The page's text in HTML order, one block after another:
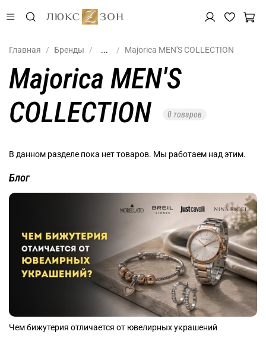
Главная Бренды ... Majorica MEN'S COLLECTION
Majorica MEN'S
COLLECTION
0 товаров
В данном разделе пока нет товаров. Мы работаем над этим.
Блог
Чем бижутерия отличается от ювелирных украшений